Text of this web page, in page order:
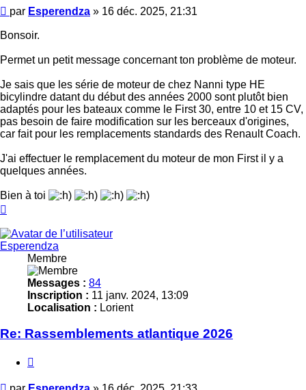
Message
par Esperendza » 16 déc. 2025, 21:31
Bonsoir.
Permet un petit message concernant ton problème de moteur.
Je sais que les série de moteur de chez Nanni type HE
bicylindre datant du début des années 2000 sont plutôt bien
adaptés pour les bateaux comme le First 30, entre 10 et 15 CV,
pas besoin de faire modification sur les berceaux d'origines,
car fait pour les remplacements standards des Renault Coach.
J'ai effectuer le remplacement du moteur de mon First il y a
quelques années.
Bien à toi
Esperendza
Membre
Messages : 84
Inscription : 11 janv. 2024, 13:09
Localisation : Lorient
Re: Rassemblements atlantique 2026
Message